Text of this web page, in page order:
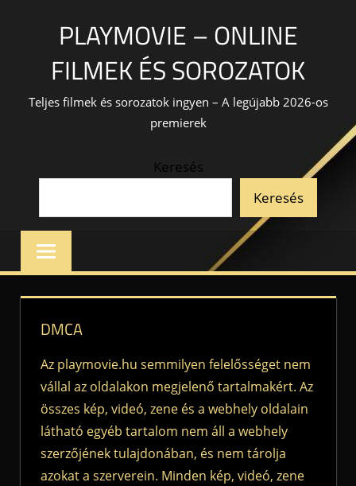
PLAYMOVIE – ONLINE
FILMEK ÉS SOROZATOK
Teljes filmek és sorozatok ingyen – A legújabb 2026-os
premierek
Keresés
Keresés
DMCA
Az playmovie.hu semmilyen felelősséget nem
vállal az oldalakon megjelenő tartalmakért. Az
összes kép, videó, zene és a webhely oldalain
látható egyéb tartalom nem áll a webhely
szerzőjének tulajdonában, és nem tárolja
azokat a szerverein. Minden kép, videó, zene